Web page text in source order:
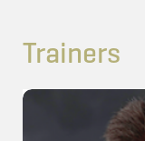
Trainers